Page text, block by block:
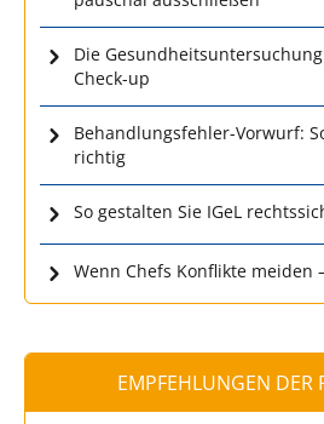
Die
Check-up
Behandlungsfehler-Vorwurf:
richtig
So gestalten Sie IGeL
Wenn Chefs Konflikte meiden
EMPFEHLUNGEN DER